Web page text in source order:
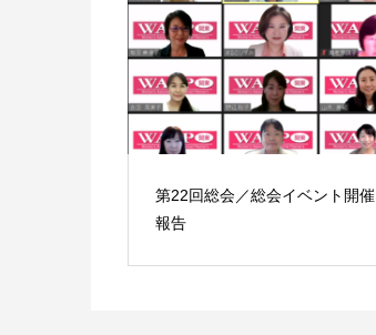
第22回総会／総会イベント開催
報告